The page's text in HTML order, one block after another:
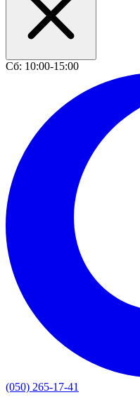
Сб: 10:00-15:00
(050) 265-17-41